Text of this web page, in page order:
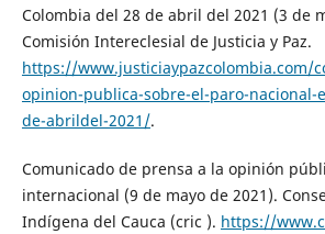
Colombia del 28 de abril del 2021 (3 de
Comisión Intereclesial de Justicia y Paz.
https://www.justiciaypazcolombia.com/
opinion-publica-sobre-el-paro-nacional-
de-abrildel-2021/.
Comunicado de prensa a la opinión
internacional (9 de mayo de 2021).
Indígena del Cauca (cric ). https://